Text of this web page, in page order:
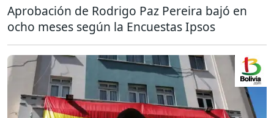
Aprobación de Rodrigo Paz Pereira bajó en
ocho meses según la Encuestas Ipsos